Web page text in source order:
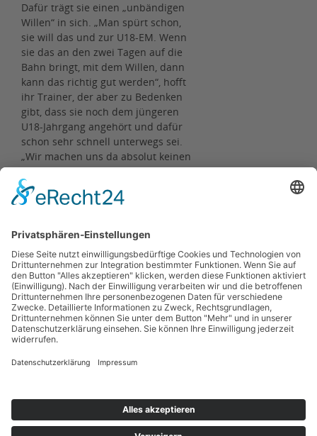
Dafür trägt sie einen „unbändigen
Willen“ in sich. „Man spürt schon,
sie will das und zur U18-EM. Wenn
sie das an den zwei Tagen auf die
Bahn bringt, mit dem Willen, dann
kann das richtig gut werden“, hofft
ihr Trainer, der aber zu Bedenken
gibt, dass sie noch dem jüngeren
U18-Jahrgang angehört und dafür
schon sehr schnell unterwegs sei.
„Wir machen uns da absolut keinen
Druck. Wenn es eine Medaille wird,
dann ist es toll. Wenn es darüber
hinaus noch zum EM-Ticket reicht,
einer ganz, ganz starken Saison.“
Zurück
Kontakt Impressum